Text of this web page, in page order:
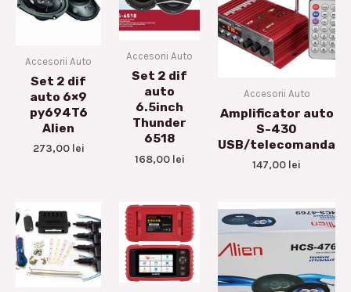
Accesorii Auto
Set 2 dif
auto 6×9
py694T6
Alien
273,00 lei
Accesorii Auto
Set 2 dif
auto
6.5inch
Thunder
6518
168,00 lei
Accesorii Auto
Amplificator auto
S-430
USB/telecomanda
147,00 lei